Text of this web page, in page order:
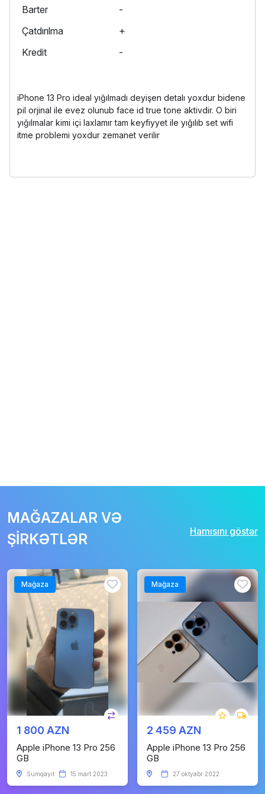
Barter
-
Çatdırılma
+
Kredit
-
iPhone 13 Pro ideal yığılmadı deyişen detalı yoxdur bidene
pil orjinal ile evez olunub face id true tone aktivdir. O biri
yığılmalar kimi içi laxlamır tam keyfiyyet ile yığılıb set wifi
itme problemi yoxdur zemanet verilir
MAĞAZALAR VƏ
ŞİRKƏTLƏR
Hamısını göstər
Mağaza
1 800 AZN
Apple iPhone 13 Pro 256
GB
Sumqayıt 15 mart 2023
Mağaza
2 459 AZN
Apple iPhone 13 Pro 256
GB
27 oktyabr 2022